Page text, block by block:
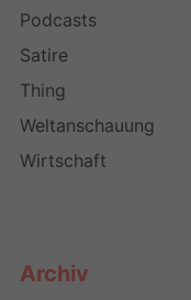
Podcasts
Satire
Thing
Weltanschauung
Wirtschaft
Archiv